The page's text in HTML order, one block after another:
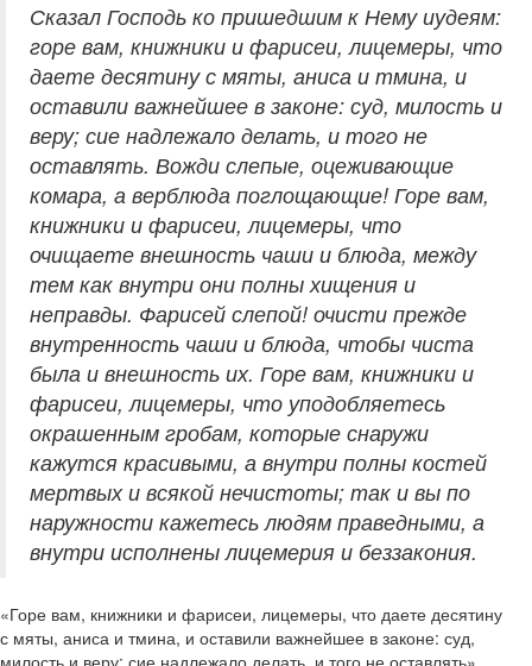
Сказал Господь ко пришедшим к Нему иудеям:
горе вам, книжники и фарисеи, лицемеры, что
даете десятину с мяты, аниса и тмина, и
оставили важнейшее в законе: суд, милость и
веру; сие надлежало делать, и того не
оставлять. Вожди слепые, оцеживающие
комара, а верблюда поглощающие! Горе вам,
книжники и фарисеи, лицемеры, что
очищаете внешность чаши и блюда, между
тем как внутри они полны хищения и
неправды. Фарисей слепой! очисти прежде
внутренность чаши и блюда, чтобы чиста
была и внешность их. Горе вам, книжники и
фарисеи, лицемеры, что уподобляетесь
окрашенным гробам, которые снаружи
кажутся красивыми, а внутри полны костей
мертвых и всякой нечистоты; так и вы по
наружности кажетесь людям праведными, а
внутри исполнены лицемерия и беззакония.
«Горе вам, книжники и фарисеи, лицемеры, что даете десятину
с мяты, аниса и тмина, и оставили важнейшее в законе: суд,